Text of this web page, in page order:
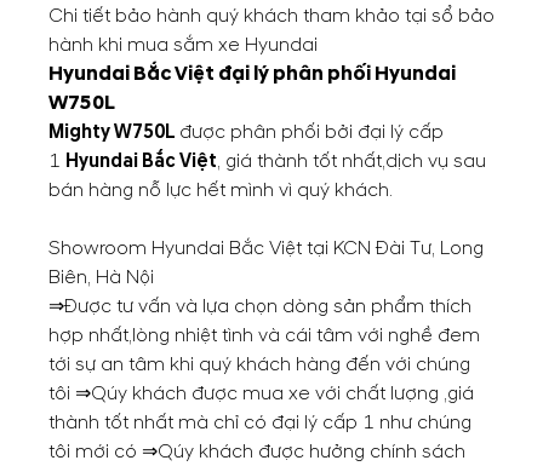
Chi tiết bảo hành quý khách tham khảo tại sổ bảo
hành khi mua sắm xe Hyundai
Hyundai Bắc Việt đại lý phân phối Hyundai
W750L
Mighty W750L được phân phối bởi đại lý cấp
1 Hyundai Bắc Việt, giá thành tốt nhất,dịch vụ sau
bán hàng nỗ lực hết mình vì quý khách.
Showroom Hyundai Bắc Việt tại KCN Đài Tư, Long
Biên, Hà Nội
⇒Được tư vấn và lựa chọn dòng sản phẩm thích
hợp nhất,lòng nhiệt tình và cái tâm với nghề đem
tới sự an tâm khi quý khách hàng đến với chúng
tôi ⇒Qúy khách được mua xe với chất lượng ,giá
thành tốt nhất mà chỉ có đại lý cấp 1 như chúng
tôi mới có ⇒Qúy khách được hưởng chính sách